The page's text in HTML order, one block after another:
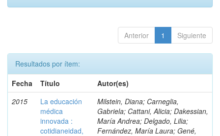
Anterior 1 Siguiente
Resultados por ítem:
Fecha
Título
Autor(es)
2015
La educación
médica
innovada :
cotidianeidad,
Milstein, Diana; Carneglia,
Gabriela; Cattani, Alicia; Dakessian,
María Andrea; Delgado, Lilia;
Fernández, María Laura; Gené,